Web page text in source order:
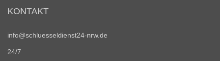
KONTAKT
info@schluesseldienst24-nrw.de
24/7